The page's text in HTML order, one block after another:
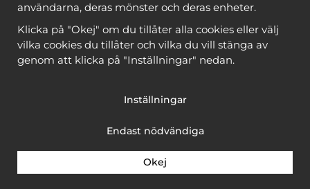
Copyright © 2026, Marks & Kattens AB
användarna, deras mönster och deras enheter.
Klicka på "Okej" om du tillåter alla cookies eller välj
vilka cookies du tillåter och vilka du vill stänga av
genom att klicka på "Inställningar" nedan.
Inställningar
Endast nödvändiga
Okej